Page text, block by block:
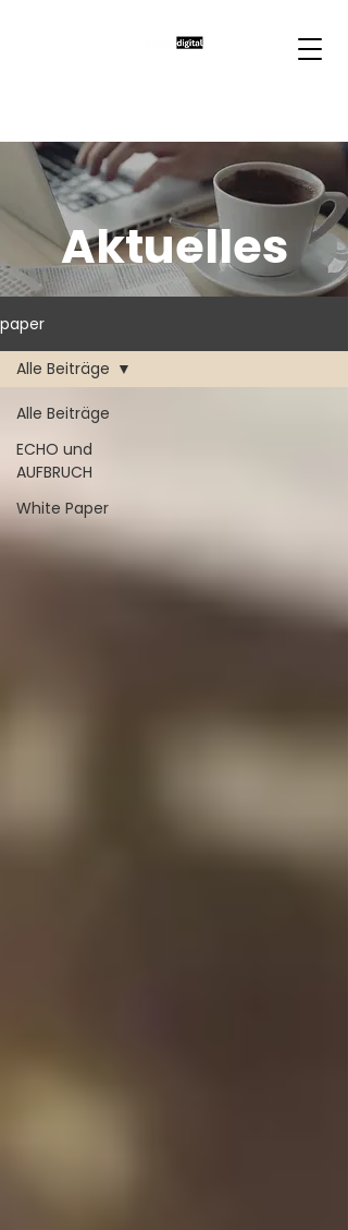
Aktuelles
paper
Alle Beiträge
ECHO und
AUFBRUCH
White Paper
Alle Beiträge